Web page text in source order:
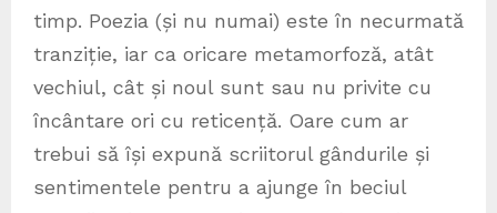
timp. Poezia (și nu numai) este în necurmată
tranziție, iar ca oricare metamorfoză, atât
vechiul, cât și noul sunt sau nu privite cu
încântare ori cu reticență. Oare cum ar
trebui să își expună scriitorul gândurile și
sentimentele pentru a ajunge în beciul